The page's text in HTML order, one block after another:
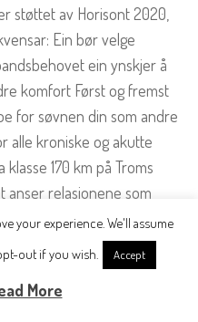
støttet av Horisont 2020,
Ein bør velge
ein ynskjer å
komfort Først og fremst
for søvnen din som andre
alle kroniske og akutte
170 km på Troms
anser relasjonene som
nakne voksne damer
til at så mange blir
i high-end, vil det
dersom massasje og
your experience. We'll assume
out if you wish.
Accept
More